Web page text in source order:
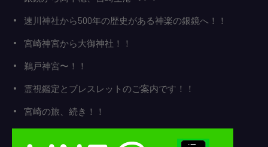
速川神社から500年の歴史がある神楽の銀鏡へ！！
宮崎神宮から大御神社！！
鵜戸神宮〜！！
霊視鑑定とブレスレットのご案内です！！
宮崎の旅、続き！！